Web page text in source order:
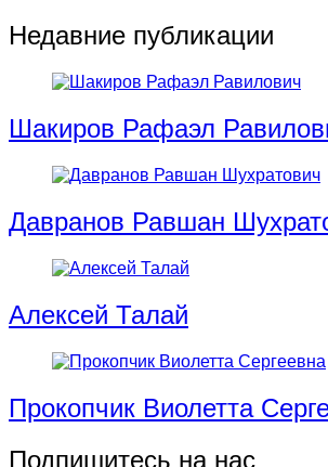
Недавние публикации
Шакиров Рафаэл
Давранов Равшан
Алексей Талай
Прокопчик Виолетта
Подпишитесь на нас